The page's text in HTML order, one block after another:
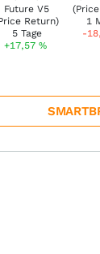
+17,57 %
-